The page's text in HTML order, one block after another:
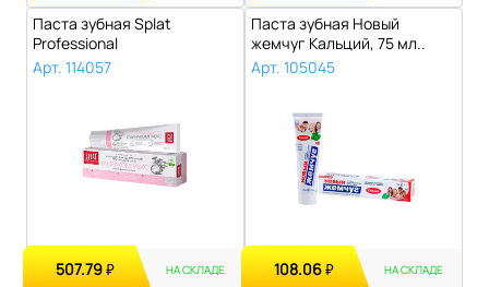
Паста зубная Splat
Professional
Ультракомплекс, 100 мл..
Арт. 114057
507.79₽ НА СКЛАДЕ
Паста зубная Новый
жемчуг Кальций, 75 мл..
Арт. 105045
108.06₽ НА СКЛАДЕ